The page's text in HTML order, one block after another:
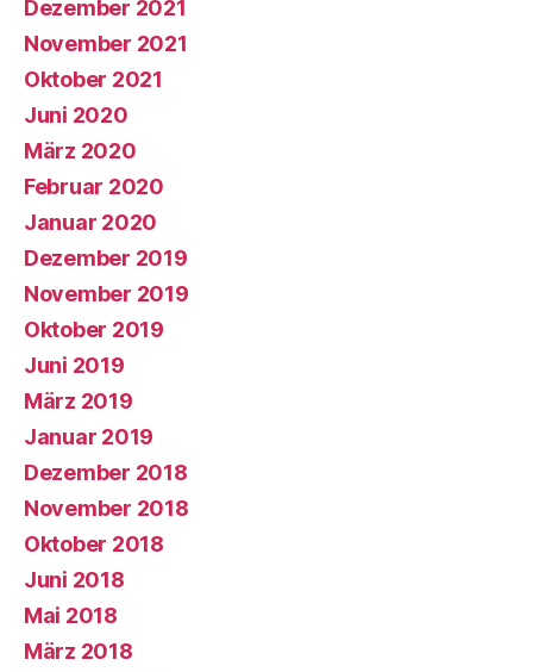
Dezember 2021
November 2021
Oktober 2021
Juni 2020
März 2020
Februar 2020
Januar 2020
Dezember 2019
November 2019
Oktober 2019
Juni 2019
März 2019
Januar 2019
Dezember 2018
November 2018
Oktober 2018
Juni 2018
Mai 2018
März 2018